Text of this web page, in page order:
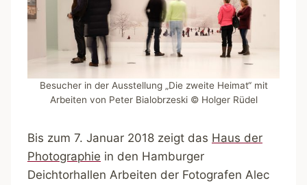
Besucher in der Ausstellung „Die zweite Heimat“ mit
Arbeiten von Peter Bialobrzeski © Holger Rüdel
Bis zum 7. Januar 2018 zeigt das Haus der
Photographie in den Hamburger
Deichtorhallen Arbeiten der Fotografen Alec